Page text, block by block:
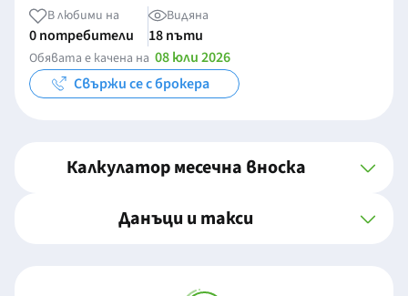
В любими на
0 потребители
Видяна
18 пъти
Обявата е качена на 08 юли 2026
Свържи се с брокера
Калкулатор месечна вноска
Данъци и такси